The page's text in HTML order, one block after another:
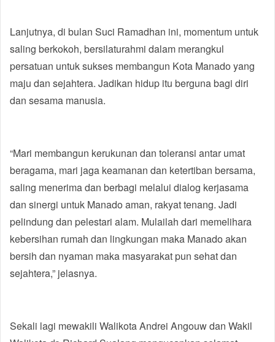
Lanjutnya, di bulan Suci Ramadhan ini, momentum untuk
saling berkokoh, bersilaturahmi dalam merangkul
persatuan untuk sukses membangun Kota Manado yang
maju dan sejahtera. Jadikan hidup itu berguna bagi diri
dan sesama manusia.
“Mari membangun kerukunan dan toleransi antar umat
beragama, mari jaga keamanan dan ketertiban bersama,
saling menerima dan berbagi melalui dialog kerjasama
dan sinergi untuk Manado aman, rakyat tenang. Jadi
pelindung dan pelestari alam. Mulailah dari memelihara
kebersihan rumah dan lingkungan maka Manado akan
bersih dan nyaman maka masyarakat pun sehat dan
sejahtera,” jelasnya.
Sekali lagi mewakili Walikota Andrei Angouw dan Wakil